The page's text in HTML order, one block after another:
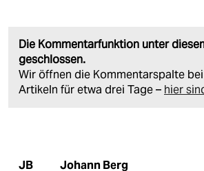
Die Kommentarfunktion unter
geschlossen.
Wir öffnen die Kommentarspalte
Artikeln für etwa drei Tage – hier
JB Johann Berg